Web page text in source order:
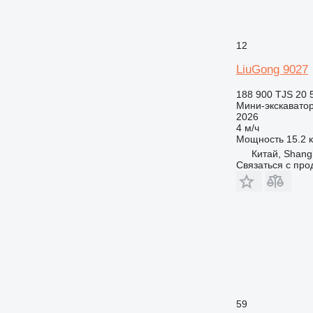
12
LiuGong 9027
188 900 TJS 20
Мини-
2026
4 м/ч
Мощность 15.2
Китай,
Связаться с
59